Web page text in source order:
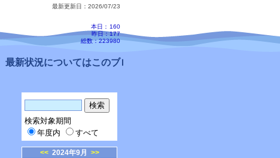
最新更新日：2026/07/23
本日： 160
昨日：177
総数：223980
最新状況についてはこのブログ、配信メールをご確認ください。
検索対象期間
年度内
すべて
<< 2024年9月 >>